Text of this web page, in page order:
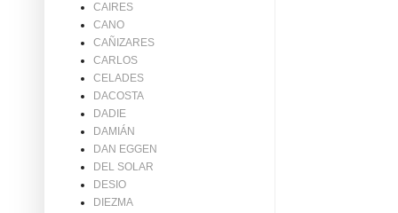
CAIRES
CANO
CAÑIZARES
CARLOS
CELADES
DACOSTA
DADIE
DAMIÁN
DAN EGGEN
DEL SOLAR
DESIO
DIEZMA